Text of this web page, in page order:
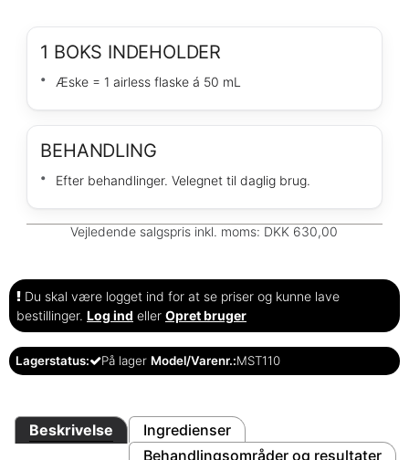
1 BOKS INDEHOLDER
Æske = 1 airless flaske á 50 mL
BEHANDLING
Efter behandlinger. Velegnet til daglig brug.
Vejledende salgspris inkl. moms: DKK 630,00
Du skal være logget ind for at se priser og kunne lave
bestillinger. Log ind eller Opret bruger
Lagerstatus: På lager Model/Varenr.:MST110
Beskrivelse
Ingredienser
Behandlingsområder og resultater